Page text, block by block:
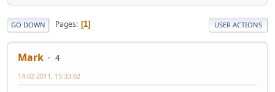
GO DOWN Pages 1 USER ACTIONS
Mark 4
14-02-2011, 15:33:02